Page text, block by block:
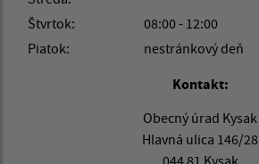
Štvrtok:
08:00 - 12:00
Piatok:
nestránkový deň
Kontakt:
Obecný úrad Kysak
Hlavná ulica 146/28